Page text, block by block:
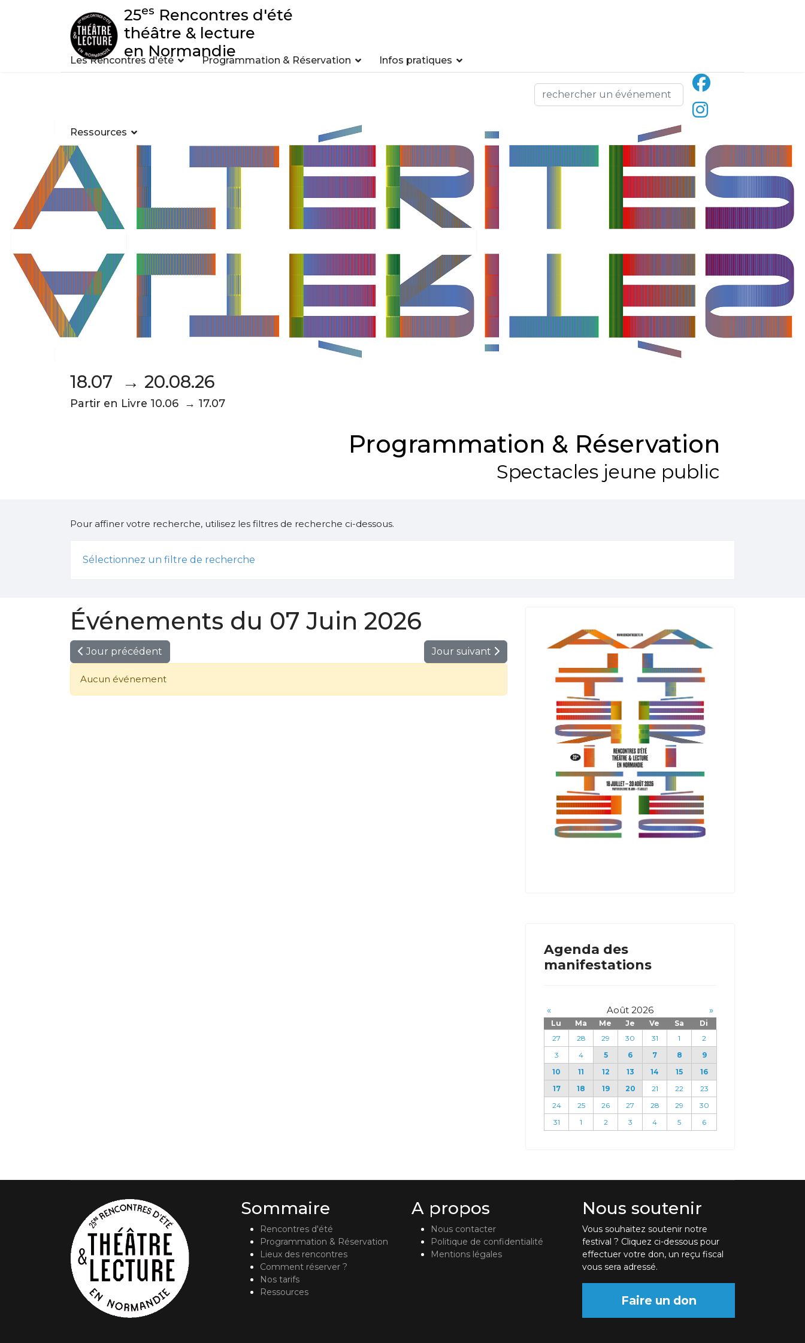
25es Rencontres d'été
théâtre & lecture
en Normandie
Les Rencontres d'été Programmation & Réservation Infos pratiques
Ressources
18.07 → 20.08.26
Partir en Livre 10.06 → 17.07
Programmation & Réservation
Spectacles jeune public
Pour affiner votre recherche, utilisez les filtres de recherche ci-dessous.
Sélectionnez un filtre de recherche
Événements du 07 Juin 2026
Jour précédent Jour suivant
Aucun événement
Agenda des
manifestations
« Août 2026 »
Lu Ma Me Je Ve Sa
Di
27
28 29 30 31 1
2
3
4 5 6 7 8
9
10
11 12 13 14 15
16
17
18 19 20 21 22
23
24
25 26 27 28 29
30
31
1 2 3 4 5 6
Sommaire
Rencontres d'été
Programmation & Réservation
Lieux des rencontres
Comment réserver ?
Nos tarifs
Ressources
A propos
Nous contacter
Politique de confidentialité
Mentions légales
Nous soutenir
Vous souhaitez soutenir notre
festival ? Cliquez ci-dessous pour
effectuer votre don, un reçu fiscal
vous sera adressé.
Faire un don